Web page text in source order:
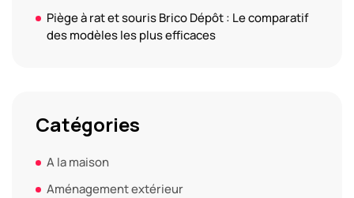
Piège à rat et souris Brico Dépôt : Le comparatif
des modèles les plus efficaces
Catégories
A la maison
Aménagement extérieur